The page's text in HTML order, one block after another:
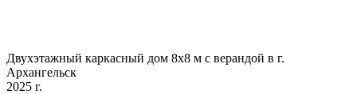
Двухэтажный каркасный дом 8х8 м с верандой в г.
Архангельск
2025 г.